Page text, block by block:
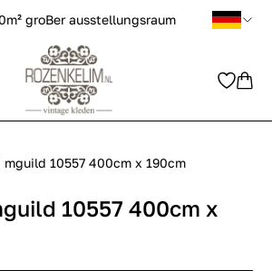
groBer ausstellungsraum
mguild 10557 400cm x 190cm
10557 400cm x